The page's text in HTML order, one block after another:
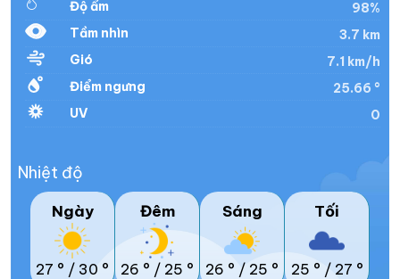
Độ ẩm
98%
Tầm nhìn
3.7 km
Gió
7.1 km/h
Điểm ngưng
25.66 °
UV
0
Nhiệt độ
Ngày
27 ° / 30 °
Đêm
26 ° / 25 °
Sáng
26 ° / 25 °
Tối
25 ° / 27 °